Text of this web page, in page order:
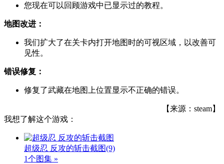
您现在可以回顾游戏中已显示过的教程。
地图改进：
我们扩大了在关卡内打开地图时的可视区域，以改善可
见性。
错误修复：
修复了武藏在地图上位置显示不正确的错误。
【来源：steam】
我想了解这个游戏：
超级忍 反攻的斩击截图(9)
1个图集 »